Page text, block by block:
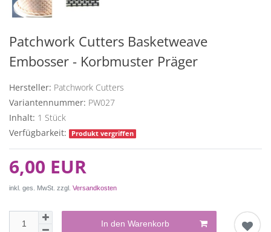
Patchwork Cutters Basketweave
Embosser - Korbmuster Präger
Hersteller: Patchwork Cutters
Variantennummer: PW027
Inhalt: 1 Stück
Verfügbarkeit:
Produkt vergriffen
6,00 EUR
inkl. ges. MwSt. zzgl. Versandkosten
In den Warenkorb